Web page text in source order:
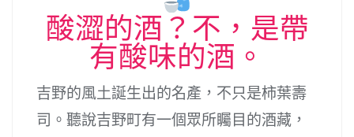
酸澀的酒？不，是帶
有酸味的酒。
吉野的風土誕生出的名產，不只是柿葉壽
司。聽說吉野町有一個眾所矚目的酒藏，